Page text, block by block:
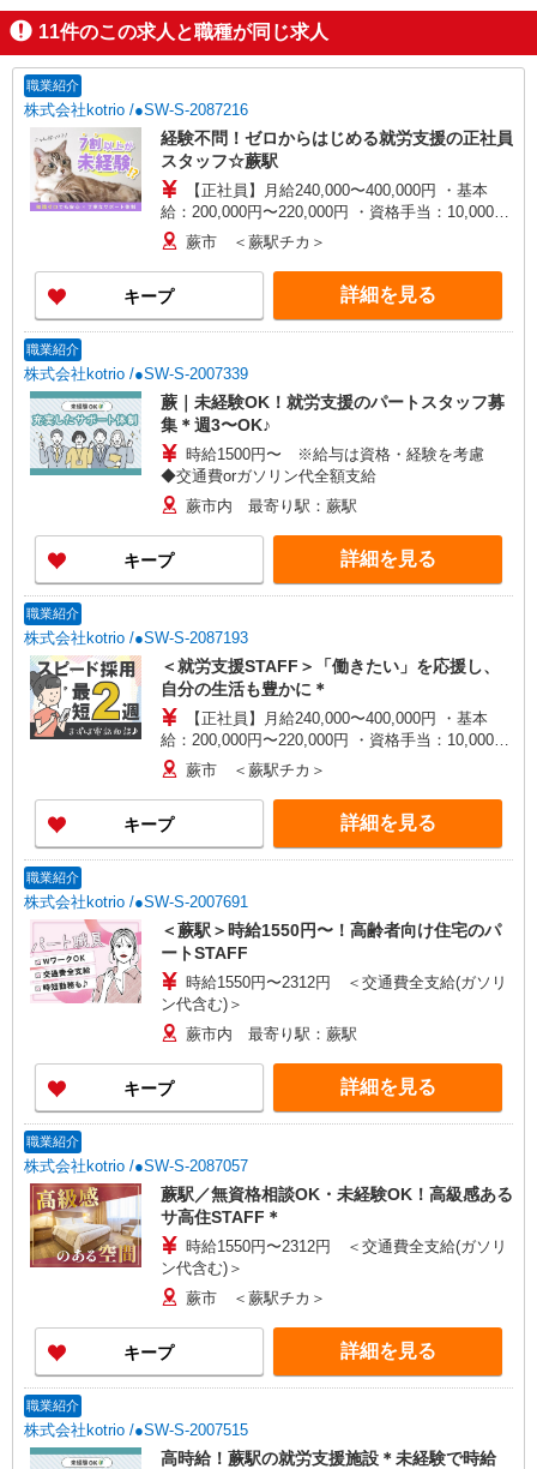
掲載期間終了
11件のこの求人と職種が同じ求人
職業紹介
株式会社kotrio /●SW-S-2087216
経験不問！ゼロからはじめる就労支援の正社員
スタッフ☆蕨駅
【正社員】月給240,000〜400,000円 ・基本
給：200,000円〜220,000円 ・資格手当：10,000〜
30,000円 ・役職手当：10,000〜70,000円 ・処遇改
善手当：20,000〜60,000円（勤続年数、保有資格
により変動） ・固定残業手当：20,000円（10時
間） ※固定残業時間を超過する場合には超過勤務
手当として別途支給 下記資格をお持ちの方歓迎 ・
・介護福祉士 など
蕨市 ＜蕨駅チカ＞
キープ 詳細を見る
職業紹介
株式会社kotrio /●SW-S-2007339
蕨｜未経験OK！就労支援のパートスタッフ募
集＊週3〜OK♪
時給1500円〜 ※給与は資格・経験を考慮
◆交通費orガソリン代全額支給
蕨市内 最寄り駅：蕨駅
キープ 詳細を見る
職業紹介
株式会社kotrio /●SW-S-2087193
＜就労支援STAFF＞「働きたい」を応援し、
自分の生活も豊かに＊
【正社員】月給240,000〜400,000円 ・基本
給：200,000円〜220,000円 ・資格手当：10,000〜
30,000円 ・役職手当：10,000〜70,000円 ・処遇改
善手当：20,000〜60,000円（勤続年数、保有資格
により変動） ・固定残業手当：20,000円（10時
間） ※固定残業時間を超過する場合には超過勤務
手当として別途支給 下記資格をお持ちの方歓迎 ・
・介護福祉士 など
蕨市 ＜蕨駅チカ＞
キープ 詳細を見る
職業紹介
株式会社kotrio /●SW-S-2007691
＜蕨駅＞時給1550円〜！高齢者向け住宅のパ
ートSTAFF
時給1550円〜2312円 ＜交通費全支給(ガソリ
ン代含む)＞
蕨市内 最寄り駅：蕨駅
キープ 詳細を見る
職業紹介
株式会社kotrio /●SW-S-2087057
蕨駅／無資格相談OK・未経験OK！高級感ある
サ高住STAFF＊
時給1550円〜2312円 ＜交通費全支給(ガソリ
ン代含む)＞
蕨市 ＜蕨駅チカ＞
キープ 詳細を見る
職業紹介
株式会社kotrio /●SW-S-2007515
高時給！蕨駅の就労支援施設＊未経験で時給